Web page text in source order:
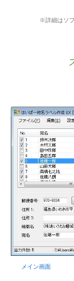
※詳細はソ
メイン画面